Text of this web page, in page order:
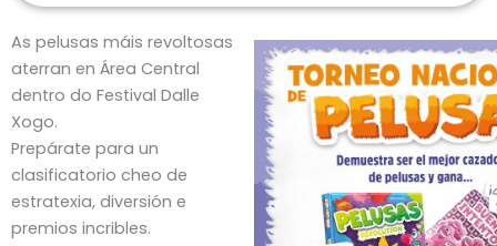
As pelusas máis revoltosas
aterran en Área Central
dentro do Festival Dalle
Xogo.
Prepárate para un
clasificatorio cheo de
estratexia, diversión e
premios incribles.